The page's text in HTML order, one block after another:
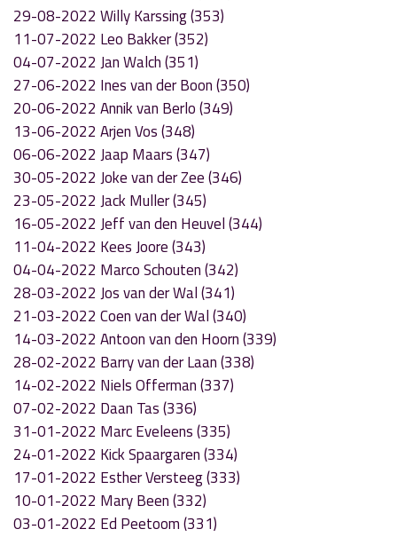
29-08-2022 Willy Karssing (353)
11-07-2022 Leo Bakker (352)
04-07-2022 Jan Walch (351)
27-06-2022 Ines van der Boon (350)
20-06-2022 Annik van Berlo (349)
13-06-2022 Arjen Vos (348)
06-06-2022 Jaap Maars (347)
30-05-2022 Joke van der Zee (346)
23-05-2022 Jack Muller (345)
16-05-2022 Jeff van den Heuvel (344)
11-04-2022 Kees Joore (343)
04-04-2022 Marco Schouten (342)
28-03-2022 Jos van der Wal (341)
21-03-2022 Coen van der Wal (340)
14-03-2022 Antoon van den Hoorn (339)
28-02-2022 Barry van der Laan (338)
14-02-2022 Niels Offerman (337)
07-02-2022 Daan Tas (336)
31-01-2022 Marc Eveleens (335)
24-01-2022 Kick Spaargaren (334)
17-01-2022 Esther Versteeg (333)
10-01-2022 Mary Been (332)
03-01-2022 Ed Peetoom (331)